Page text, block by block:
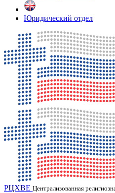
Юридический отдел
РЦХВЕ Централизованная